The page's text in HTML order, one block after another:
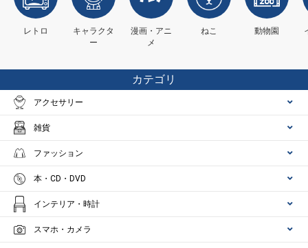
レトロ
キャラクタ
ー
漫画・アニ
メ
ねこ 動物園
カテゴリ
アクセサリー
雑貨
ファッション
本・CD・DVD
インテリア・時計
スマホ・カメラ